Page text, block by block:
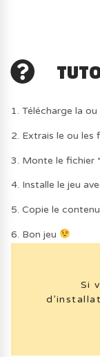
1. Télécharge la
2. Extrais le ou les
3. Monte le fichier
4. Installe le jeu
5. Copie le
6. Bon jeu
Si